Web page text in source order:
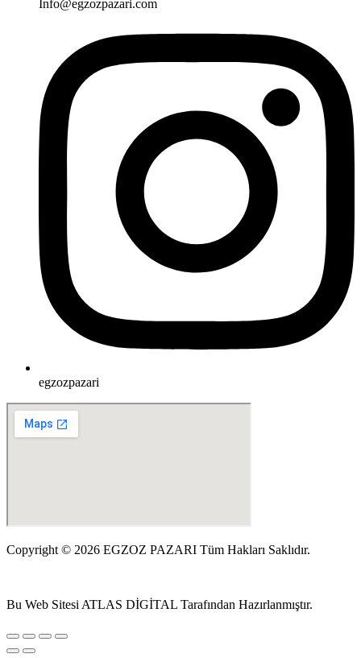
İnfo@egzozpazari.com
egzozpazari
Copyright © 2026 EGZOZ PAZARI Tüm Hakları Saklıdır.
Bu Web Sitesi ATLAS DİGİTAL Tarafından Hazırlanmıştır.